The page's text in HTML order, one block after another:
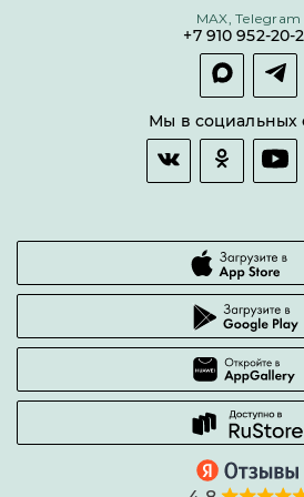
Гарантии качества
Часто задаваемые вопросы
MAX, Telegram
+7 910 952-20-
Мы в социальных